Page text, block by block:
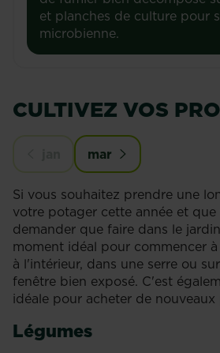
et planches de culture pour
microbienne.
CULTIVEZ VOS
mar
Si vous souhaitez prendre une
votre potager cette année et que
demander que faire dans le
moment idéal pour commencer
à l'intérieur, dans une serre ou
fenêtre bien exposé. C'est
idéale pour acheter de
Légumes